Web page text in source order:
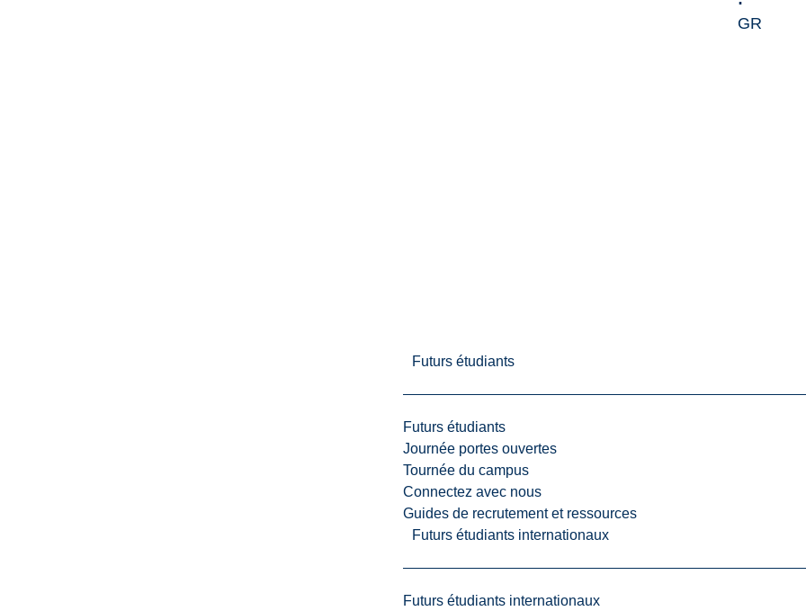
Futurs étudiants
Futurs étudiants
Journée portes ouvertes
Tournée du campus
Connectez avec nous
Guides de recrutement et ressources
Futurs étudiants internationaux
Futurs étudiants internationaux
GR